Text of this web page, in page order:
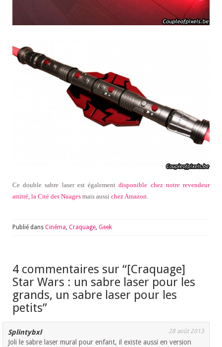
Ce double sabre laser est égalementdisponible chez notre revendeur
attitré, la Cité des Nuages mais aussi chez Amazon.
Publié dans Cinéma, Craquage, Geek
4 commentaires sur “[Craquage]
Star Wars : un sabre laser pour les
grands, un sabre laser pour les
petits”
Splintybxl 28 août 2013
Joli le sabre laser mural pour enfant, il existe aussi en version